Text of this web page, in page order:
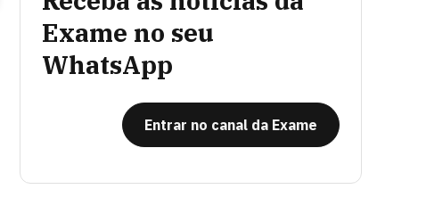
Exame no seu
WhatsApp
Entrar no canal da Exame